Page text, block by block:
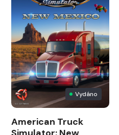
Vydáno
American Truck